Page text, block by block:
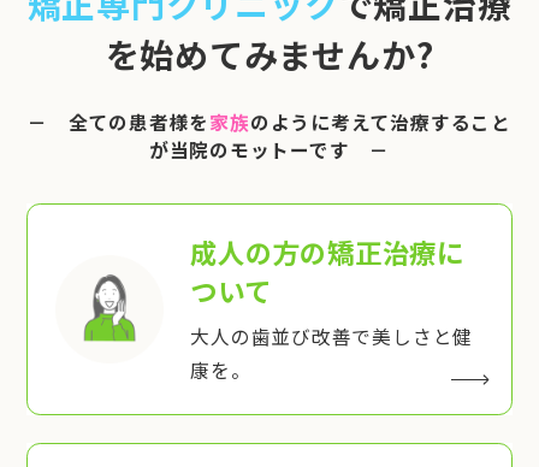
を始めてみませんか?
－ 全ての患者様を家族のように考えて治療すること
が当院のモットーです －
成人の方の矯正治療に
ついて
大人の歯並び改善で美しさと健
康を。